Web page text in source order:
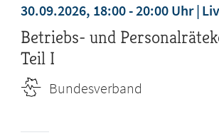
30.09.2026, 18:00 - 20:00 Uhr
Betriebs- und
Teil I
Bundesverband